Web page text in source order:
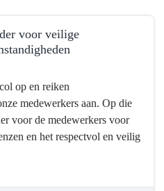
voor veilige
op en reiken
medewerkers aan. Op die
voor de medewerkers voor
en het respectvol en veilig